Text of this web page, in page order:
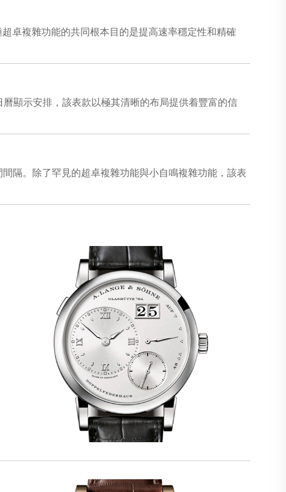
卓複雜功能的共同根本目的是提高速率穩定性和精確
顯示安排，該表款以極其清晰的布局提供着豐富的信
隔。除了罕見的超卓複雜功能與小自鳴複雜功能，該表